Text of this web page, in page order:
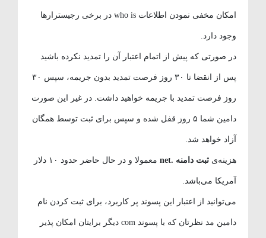
امکان مخفی نمودن اطلاعات who is در برخی رجیسترارها
وجود دارد.
در صورتی که پیش از اتمام اعتبار آن را تمدید نکرده باشید
پس از انقضا تا ۳۰ روز فرصت تمدید بدون جریمه، سپس ۳۰
روز فرصت تمدید با جریمه خواهید داشت. در غیر این صورت
دامین شما ۵ روز قفل شده و سپس برای ثبت توسط همگان
آزاد خواهد شد.
هزینه‌یثبت دامنه .net معمولا و در حال حاضر حدود ۱۰ دلار
آمریکا می‌باشد.
می‌توانید از اعتبار این پسوند پر کاربرد، برای ثبت کردن نام
دامین مد نظرتان که با پسوند com دیگر برایتان امکان پذیر